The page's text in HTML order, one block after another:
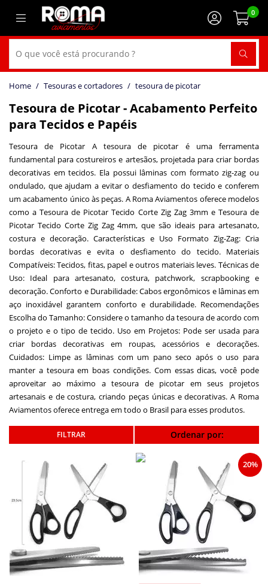
0
Tesouras e cortadores tesoura de picotar
Tesoura de Picotar - Acabamento Perfeito
para Tecidos e Papéis
Tesoura de Picotar A tesoura de picotar é uma ferramenta
fundamental para costureiros e artesãos, projetada para criar bordas
decorativas em tecidos. Ela possui lâminas com formato zig-zag ou
ondulado, que ajudam a evitar o desfiamento do tecido e conferem
um acabamento único às peças. A Roma Aviamentos oferece modelos
como a Tesoura de Picotar Tecido Corte Zig Zag 3mm e Tesoura de
Picotar Tecido Corte Zig Zag 4mm, que são ideais para artesanato,
costura e decoração. Características e Uso Formato Zig-Zag: Cria
bordas decorativas e evita o desfiamento do tecido. Materiais
Compatíveis: Tecidos, fitas, papel e outros materiais leves. Técnicas de
Uso: Ideal para artesanato, costura, patchwork, scrapbooking e
decoração. Conforto e Durabilidade: Cabos ergonômicos e lâminas em
aço inoxidável garantem conforto e durabilidade. Recomendações
Escolha do Tamanho: Considere o tamanho da tesoura de acordo com
o projeto e o tipo de tecido. Uso em Projetos: Pode ser usada para
criar bordas decorativas em roupas, acessórios e decorações.
Cuidados: Limpe as lâminas com um pano seco após o uso para
manter a tesoura em boas condições. Com essas dicas, você pode
aproveitar ao máximo a tesoura de picotar em seus projetos
artesanais e de costura, criando peças únicas e decorativas. A Roma
Aviamentos oferece entrega em todo o Brasil para esses produtos.
Ordenar por:
20%